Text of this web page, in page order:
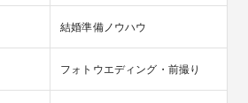
結婚準備ノウハウ
フォトウエディング・前撮り